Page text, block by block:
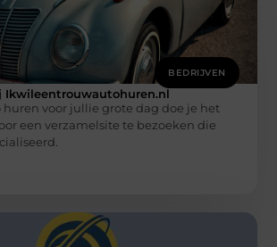
BEDRIJVEN
Ikwileentrouwautohuren.nl
voor jullie grote dag doe je het
een verzamelsite te bezoeken die